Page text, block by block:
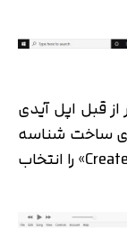
از قبل اپل آیدی
ساخت شناسه
اپل باید گزینه «Create a new account iTunes» را انتخاب